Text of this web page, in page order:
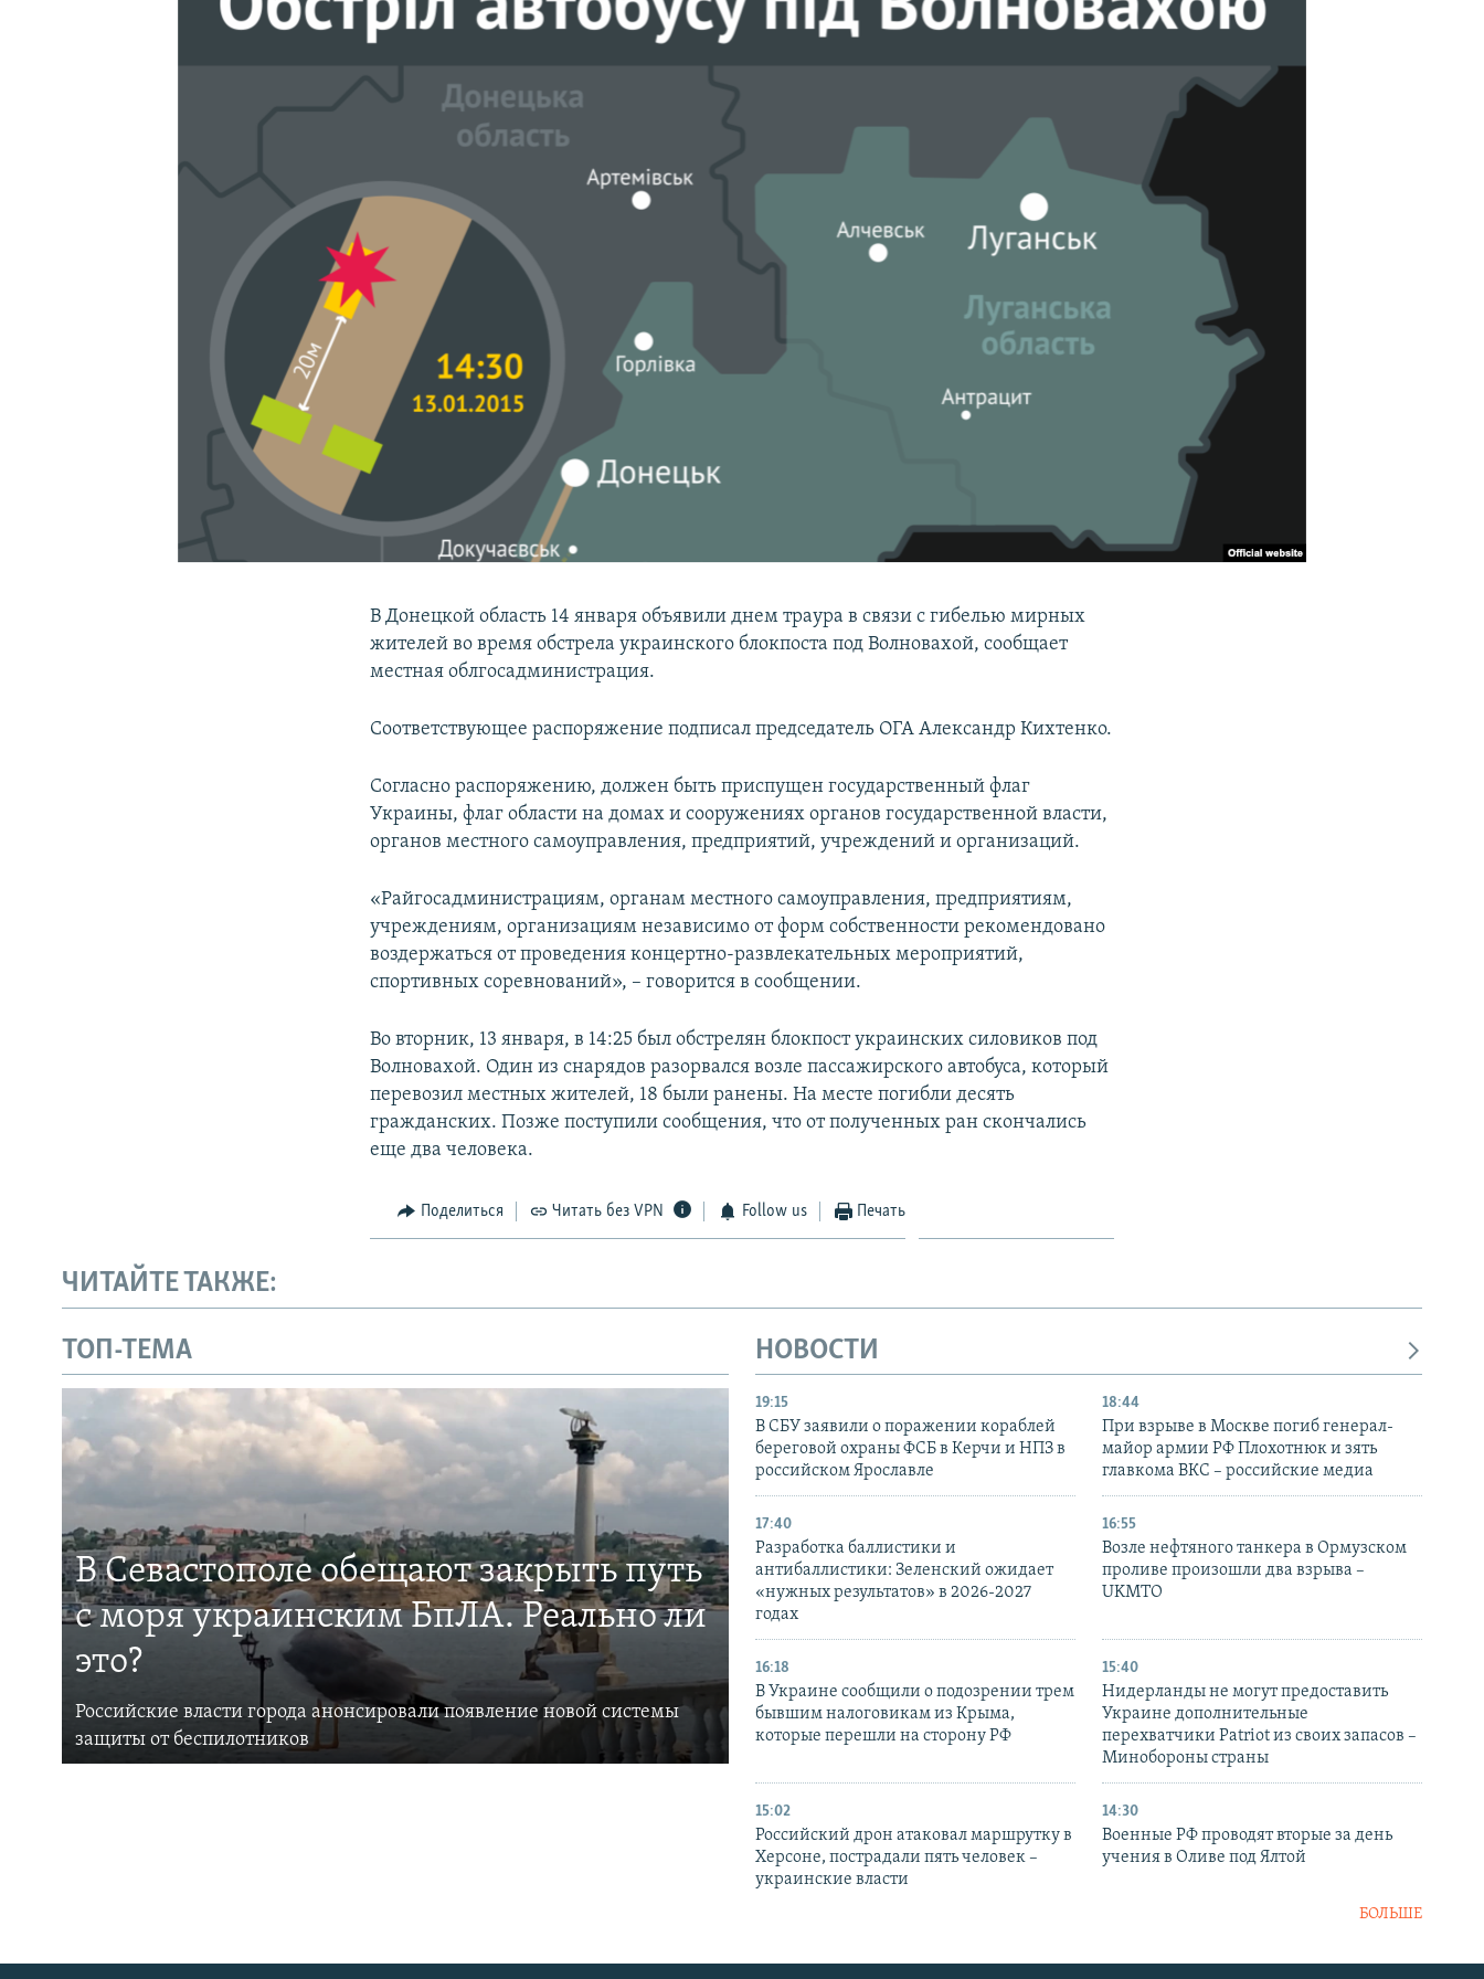
В Донецкой область 14 января объявили днем траура в связи с гибелью мирных
жителей во время обстрела украинского блокпоста под Волновахой, сообщает
местная облгосадминистрация.
Соответствующее распоряжение подписал председатель ОГА Александр Кихтенко.
Согласно распоряжению, должен быть приспущен государственный флаг
Украины, флаг области на домах и сооружениях органов государственной власти,
органов местного самоуправления, предприятий, учреждений и организаций.
«Райгосадминистрациям, органам местного самоуправления, предприятиям,
учреждениям, организациям независимо от форм собственности рекомендовано
воздержаться от проведения концертно-развлекательных мероприятий,
спортивных соревнований», – говорится в сообщении.
Во вторник, 13 января, в 14:25 был обстрелян блокпост украинских силовиков под
Волновахой. Один из снарядов разорвался возле пассажирского автобуса, который
перевозил местных жителей, 18 были ранены. На месте погибли десять
гражданских. Позже поступили сообщения, что от полученных ран скончались
еще два человека.
Поделиться Читать без VPN Follow us Печать
ЧИТАЙТЕ ТАКЖЕ:
ТОП-ТЕМА
В Севастополе обещают закрыть путь
с моря украинским БпЛА. Реально ли
это?
Российские власти города анонсировали появление новой системы
защиты от беспилотников
НОВОСТИ
19:15
В СБУ заявили о поражении кораблей
береговой охраны ФСБ в Керчи и НПЗ в
российском Ярославле
18:44
При взрыве в Москве погиб генерал-
майор армии РФ Плохотнюк и зять
главкома ВКС – российские медиа
17:40
Разработка баллистики и
антибаллистики: Зеленский ожидает
«нужных результатов» в 2026-2027
годах
16:55
Возле нефтяного танкера в Ормузском
проливе произошли два взрыва –
UKMTO
16:18
В Украине сообщили о подозрении трем
бывшим налоговикам из Крыма,
которые перешли на сторону РФ
15:40
Нидерланды не могут предоставить
Украине дополнительные
перехватчики Patriot из своих запасов –
Минобороны страны
15:02
Российский дрон атаковал маршрутку в
Херсоне, пострадали пять человек –
украинские власти
14:30
Военные РФ проводят вторые за день
учения в Оливе под Ялтой
БОЛЬШЕ